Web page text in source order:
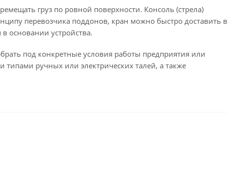
груз по ровной поверхности. Консоль (стрела)
перевозчика поддонов, кран можно быстро доставить в
основании устройства.
под конкретные условия работы предприятия или
ручных или электрических талей, а также